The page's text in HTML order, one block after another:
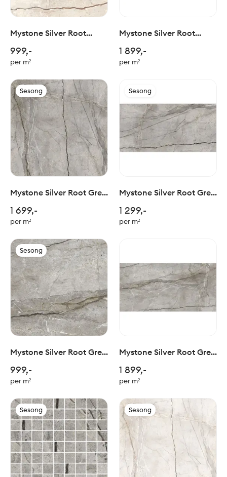
Mystone Silver Root
999,-
per m²
Mystone Silver Root
1 899,-
per m²
Sesong
Mystone Silver Root Grey
1 699,-
per m²
Sesong
Mystone Silver Root Grey
1 299,-
per m²
Sesong
Mystone Silver Root Grey
999,-
per m²
Mystone Silver Root Grey
1 899,-
per m²
Sesong Sesong